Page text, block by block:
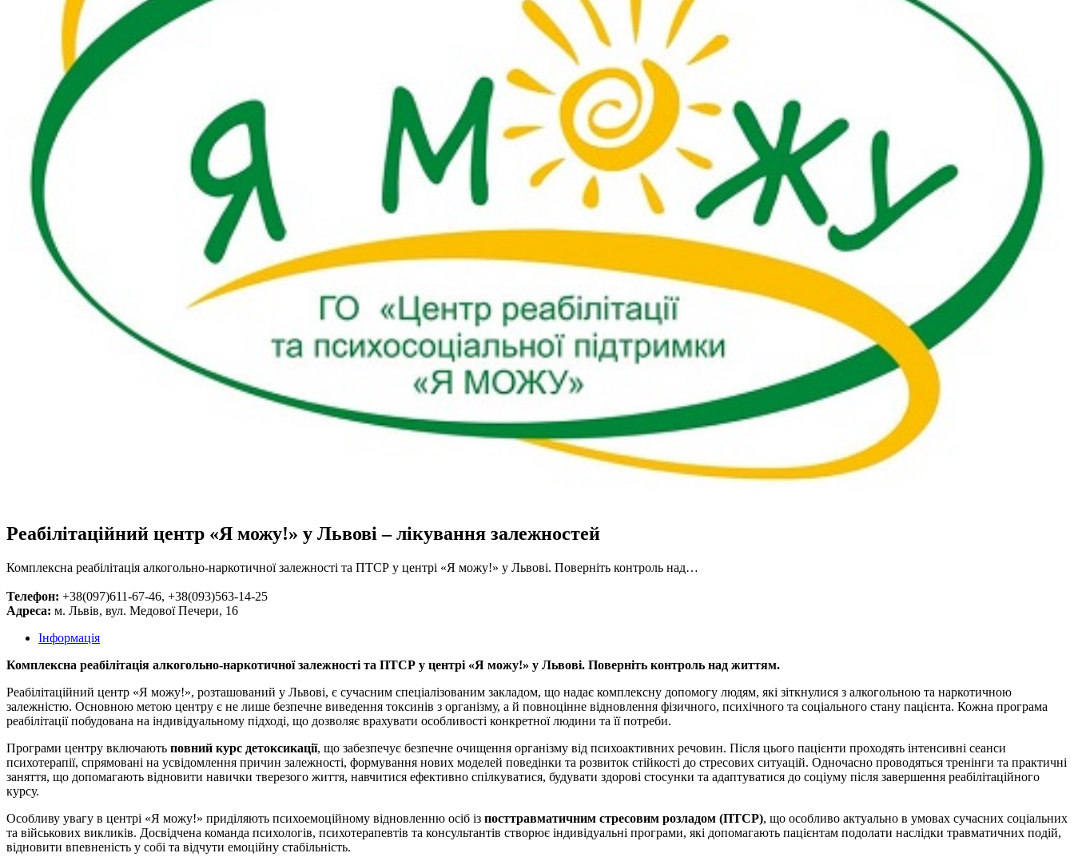
Реабілітаційний центр «Я можу!» у Львові – лікування залежностей
Комплексна реабілітація алкогольно-наркотичної залежності та ПТСР у центрі «Я можу!» у Львові. Поверніть контроль над…
Телефон: +38(097)611-67-46, +38(093)563-14-25
Адреса: м. Львів, вул. Медової Печери, 16
Інформація
Комплексна реабілітація алкогольно-наркотичної залежності та ПТСР у центрі «Я можу!» у Львові. Поверніть контроль над життям.
Реабілітаційний центр «Я можу!», розташований у Львові, є сучасним спеціалізованим закладом, що надає комплексну допомогу людям, які зіткнулися з алкогольною та наркотичною
залежністю. Основною метою центру є не лише безпечне виведення токсинів з організму, а й повноцінне відновлення фізичного, психічного та соціального стану пацієнта. Кожна програма
реабілітації побудована на індивідуальному підході, що дозволяє врахувати особливості конкретної людини та її потреби.
Програми центру включають повний курс детоксикації, що забезпечує безпечне очищення організму від психоактивних речовин. Після цього пацієнти проходять інтенсивні сеанси
психотерапії, спрямовані на усвідомлення причин залежності, формування нових моделей поведінки та розвиток стійкості до стресових ситуацій. Одночасно проводяться тренінги та практичні
заняття, що допомагають відновити навички тверезого життя, навчитися ефективно спілкуватися, будувати здорові стосунки та адаптуватися до соціуму після завершення реабілітаційного
курсу.
Особливу увагу в центрі «Я можу!» приділяють психоемоційному відновленню осіб із посттравматичним стресовим розладом (ПТСР), що особливо актуально в умовах сучасних соціальних
та військових викликів. Досвідчена команда психологів, психотерапевтів та консультантів створює індивідуальні програми, які допомагають пацієнтам подолати наслідки травматичних подій,
відновити впевненість у собі та відчути емоційну стабільність.